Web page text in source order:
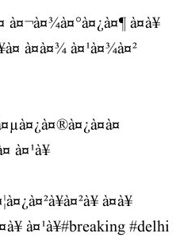
à¤¬à¤¾à¤°à¤¿à¤¶ à¤à¥
à¤à¤¾ à¤¹à¤¾à¤²
à¤¹à¥
à¤à¥
à¤¹à¥#breaking#delhi